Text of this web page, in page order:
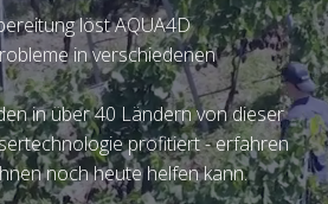
löst AQUA4D
in verschiedenen
in über 40 Ländern von dieser
profitiert - erfahren
noch heute helfen kann.